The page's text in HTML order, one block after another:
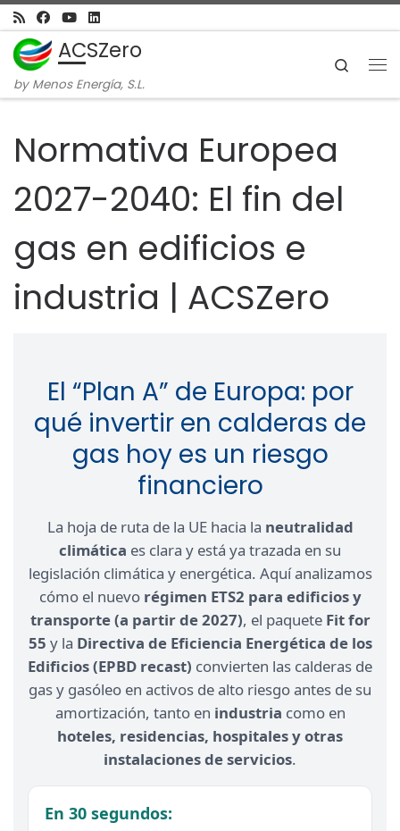
Skip to content
ACSZero
by Menos Energía, S.L.
Search
Normativa Europea
2027-2040: El fin del
gas en edificios e
industria | ACSZero
El “Plan A” de Europa: por
qué invertir en calderas de
gas hoy es un riesgo
financiero
La hoja de ruta de la UE hacia la neutralidad
climática es clara y está ya trazada en su
legislación climática y energética. Aquí analizamos
cómo el nuevo régimen ETS2 para edificios y
transporte (a partir de 2027), el paquete Fit for
55 y la Directiva de Eficiencia Energética de los
Edificios (EPBD recast) convierten las calderas de
gas y gasóleo en activos de alto riesgo antes de su
amortización, tanto en industria como en
hoteles, residencias, hospitales y otras
instalaciones de servicios.
En 30 segundos: